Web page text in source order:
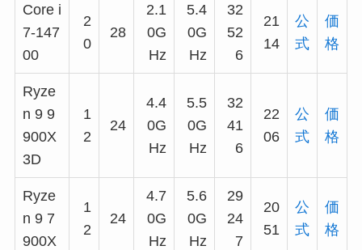
Core i
7-147
00
2
0
28
2.1
0G
Hz
5.4
0G
Hz
32
52
6
21
14
公
式
価
格
Ryze
n 9 9
900X
3D
1
2
24
4.4
0G
Hz
5.5
0G
Hz
32
41
6
22
06
公
式
価
格
Ryze
n 9 7
900X
1
2
24
4.7
0G
Hz
5.6
0G
Hz
29
24
7
20
51
公
式
価
格